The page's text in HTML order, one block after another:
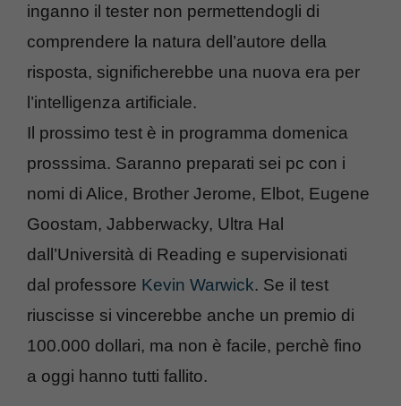
inganno il tester non permettendogli di
comprendere la natura dell’autore della
risposta, significherebbe una nuova era per
l’intelligenza artificiale.
Il prossimo test è in programma domenica
prosssima. Saranno preparati sei pc con i
nomi di Alice, Brother Jerome, Elbot, Eugene
Goostam, Jabberwacky, Ultra Hal
dall’Università di Reading e supervisionati
dal professore Kevin Warwick. Se il test
riuscisse si vincerebbe anche un premio di
100.000 dollari, ma non è facile, perchè fino
a oggi hanno tutti fallito.